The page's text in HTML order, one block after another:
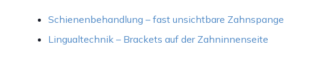
Schienenbehandlung – fast unsichtbare Zahnspange
Lingualtechnik – Brackets auf der Zahninnenseite